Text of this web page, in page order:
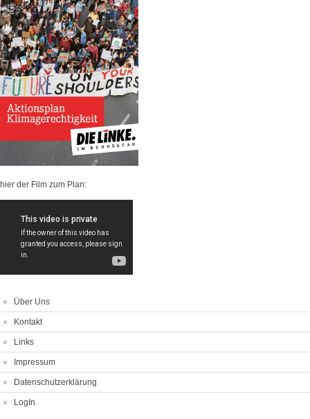
hier der Film zum Plan:
Über Uns
Kontakt
Links
Impressum
Datenschutzerklärung
LogIn